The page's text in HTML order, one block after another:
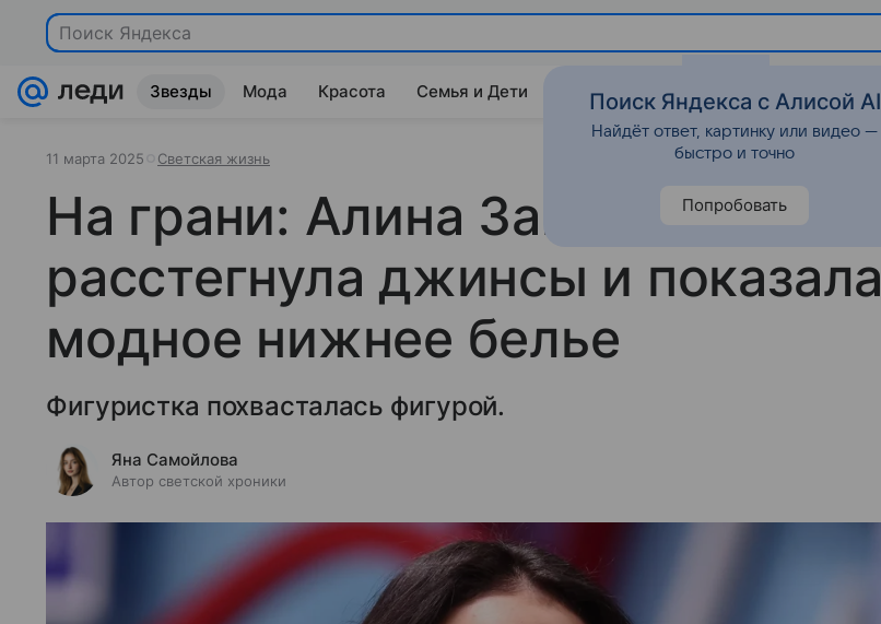
Поиск Яндекса
Звезды Мода Красота Семья и Дети Дом Гороскопы Стиль жизни
11 марта 2025 Светская жизнь
На грани: Алина Загитова
расстегнула джинсы и показала
модное нижнее белье
Фигуристка похвасталась фигурой.
Яна Самойлова
Автор светской хроники
Поиск Яндекса с Алисой AI
Найдёт ответ, картинку или видео —
быстро и точно
Попробовать